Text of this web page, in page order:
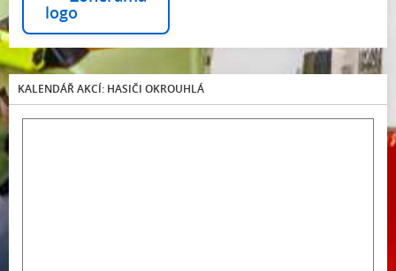
KALENDÁŘ AKCÍ: HASIČI OKROUHLÁ